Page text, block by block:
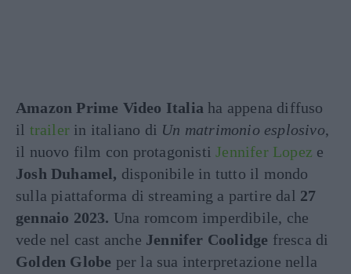
Amazon Prime Video Italia ha appena diffuso
il trailer in italiano di Un matrimonio esplosivo,
il nuovo film con protagonistiJennifer Lopez e
Josh Duhamel, disponibile in tutto il mondo
sulla piattaforma di streaming a partire dal 27
gennaio 2023. Una romcom imperdibile, che
vede nel cast anche Jennifer Coolidge fresca di
Golden Globe per la sua interpretazione nella